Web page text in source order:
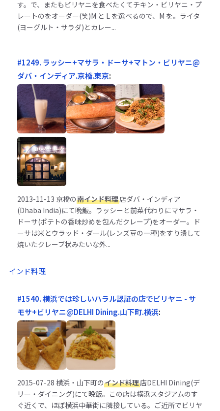
す。で、またもビリヤニを食べたくてチキン・ビリヤニ・プ
レートのをオーダー(笑)M と L を選べるので、M を。ライタ
(ヨーグルト・サラダ)とカレー...
#1249. ラッシー+マサラ・ドーサ+マトン・ビリヤニ@
ダバ・インディア.京橋.東京:
2013-11-13 京橋の南インド料理店ダバ・インディア
(Dhaba India)にて晩飯。ラッシーと前菜代わりにマサラ・
ドーサ(ポテトの香味炒めを包んだクレープ)をオーダー。ド
ーサは米とウラッド・ダール(レンズ豆の一種)をすり潰して
焼いたクレーブ状みたいな外...
インド料理
#1540. 横浜では珍しいハラル認証の店でビリヤニ - サ
モサ+ビリヤニ@DELHI Dining.山下町.横浜:
2015-07-28 横浜・山下町のインド料理店DELHI Dining(デ
リー・ダイニング)にて晩飯。この店は横浜スタジアムのす
ぐ近くで、ほぼ横浜中華街に隣接している。ご近所でビリヤ